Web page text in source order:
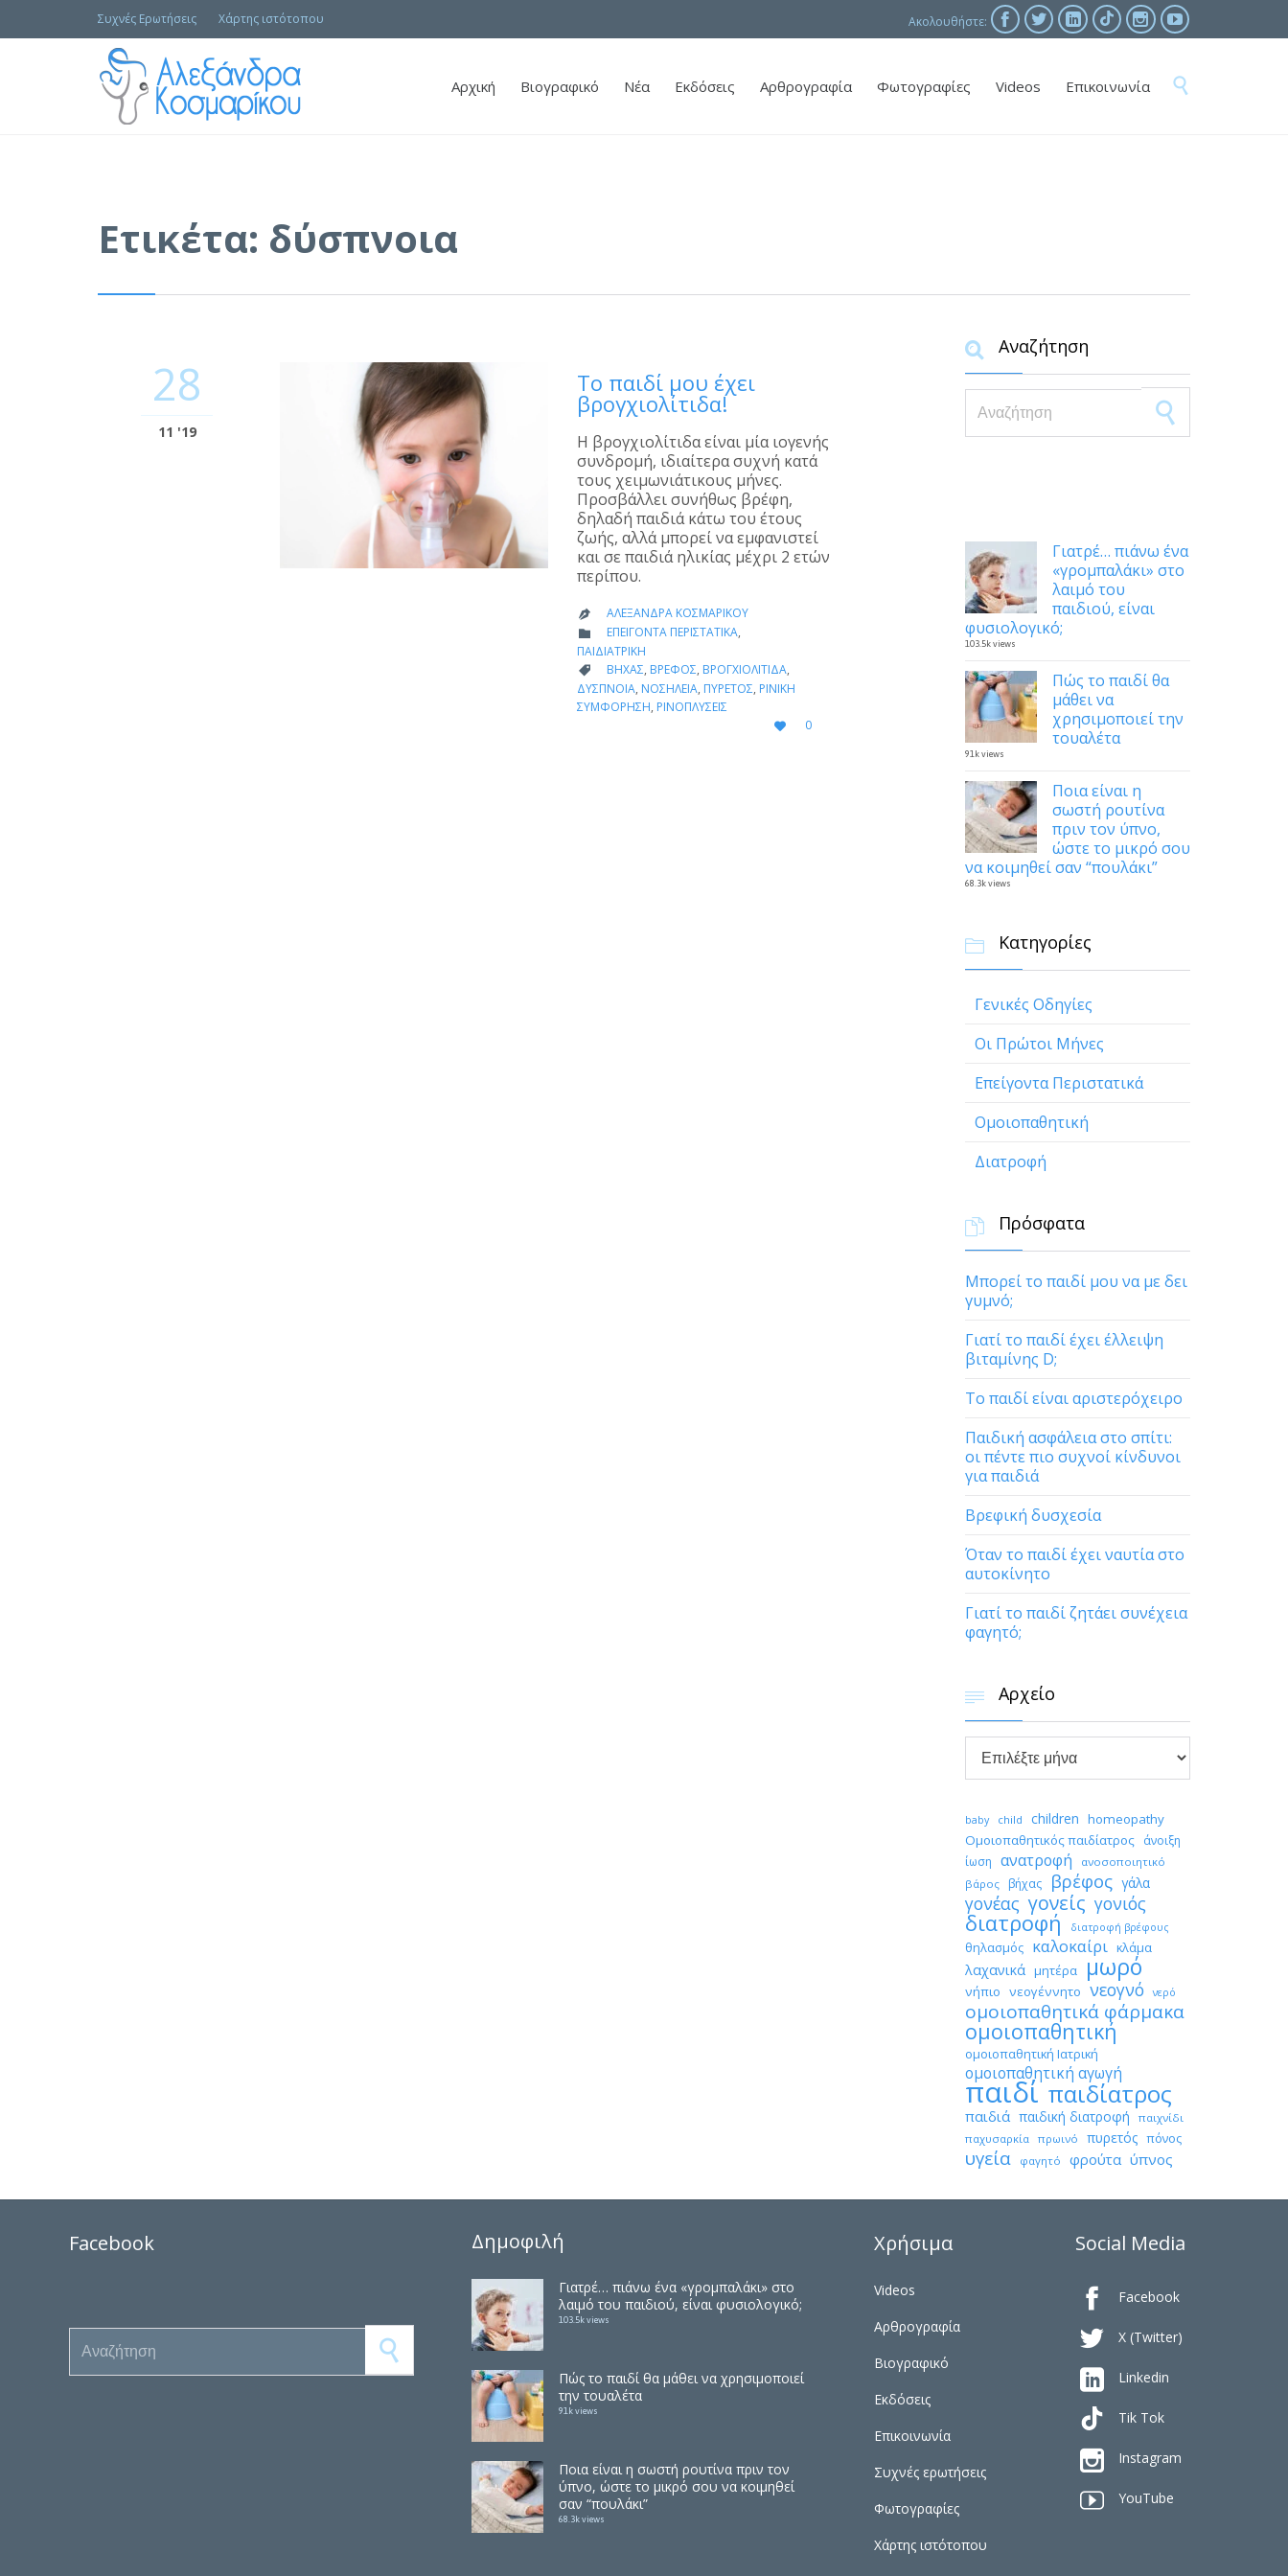
Συχνές Ερωτήσεις Χάρτης ιστότοπου Ακολουθήστε:     
Skip
to
Αρχική Βιογραφικό Νέα Εκδόσεις Αρθρογραφία Φωτογραφίες Videos Επικοινωνία 
Ετικέτα: δύσπνοια
28
11 '19
Το παιδί μου έχει
βρογχιολίτιδα!
Η βρογχιολίτιδα είναι μία ιογενής
συνδρομή, ιδιαίτερα συχνή κατά
τους χειμωνιάτικους μήνες.
Προσβάλλει συνήθως βρέφη,
δηλαδή παιδιά κάτω του έτους
ζωής, αλλά μπορεί να εμφανιστεί
και σε παιδιά ηλικίας μέχρι 2 ετών
περίπου.
 ΑΛΕΞΆΝΔΡΑ ΚΟΣΜΑΡΊΚΟΥ
 CATEGORY
ΕΠΕΊΓΟΝΤΑ ΠΕΡΙΣΤΑΤΙΚΆ,
ΠΑΙΔΙΑΤΡΙΚΉ
 CATEGORY
ΒΉΧΑΣ, ΒΡΈΦΟΣ, ΒΡΟΓΧΙΟΛΊΤΙΔΑ,
ΔΎΣΠΝΟΙΑ, ΝΟΣΗΛΕΊΑ, ΠΥΡΕΤΌΣ, ΡΙΝΙΚΉ
ΣΥΜΦΌΡΗΣΗ, ΡΙΝΟΠΛΎΣΕΙΣ

LOVE
IT
0
 Αναζήτηση
Γιατρέ… πιάνω ένα
«γρομπαλάκι» στο
λαιμό του
παιδιού, είναι
φυσιολογικό;
103.5k views
Πώς το παιδί θα
μάθει να
χρησιμοποιεί την
τουαλέτα
91k views
Ποια είναι η
σωστή ρουτίνα
πριν τον ύπνο,
ώστε το μικρό σου
να κοιμηθεί σαν “πουλάκι”
68.3k views
 Κατηγορίες
Γενικές Οδηγίες
Οι Πρώτοι Μήνες
Επείγοντα Περιστατικά
Ομοιοπαθητική
Διατροφή
 Πρόσφατα
Μπορεί το παιδί μου να με δει
γυμνό;
Γιατί το παιδί έχει έλλειψη
βιταμίνης D;
Το παιδί είναι αριστερόχειρο
Παιδική ασφάλεια στο σπίτι:
οι πέντε πιο συχνοί κίνδυνοι
για παιδιά
Βρεφική δυσχεσία
Όταν το παιδί έχει ναυτία στο
αυτοκίνητο
Γιατί το παιδί ζητάει συνέχεια
φαγητό;
 Αρχείο
Αρχείο
baby child children homeopathy
Ομοιοπαθητικός παιδίατρος άνοιξη
ίωση ανατροφή
ανοσοποιητικό
βάρος
βήχας βρέφος γάλα
γονέας γονείς γονιός
διατροφή διατροφή βρέφους
θηλασμός καλοκαίρι κλάμα
λαχανικά μητέρα μωρό
νήπιο νεογέννητο νεογνό νερό
ομοιοπαθητικά φάρμακα
ομοιοπαθητική
ομοιοπαθητική Ιατρική
ομοιοπαθητική αγωγή
παιδί παιδίατρος
παιδιά παιδική διατροφή
παιχνίδι
παχυσαρκία πρωινό πυρετός πόνος
υγεία φαγητό φρούτα ύπνος
Facebook
Search for:
Δημοφιλή
Γιατρέ… πιάνω ένα «γρομπαλάκι» στο
λαιμό του παιδιού, είναι φυσιολογικό;
103.5k views
Πώς το παιδί θα μάθει να χρησιμοποιεί
την τουαλέτα
91k views
Ποια είναι η σωστή ρουτίνα πριν τον
ύπνο, ώστε το μικρό σου να κοιμηθεί
σαν “πουλάκι”
68.3k views
Χρήσιμα
Videos
Αρθρογραφία
Βιογραφικό
Εκδόσεις
Επικοινωνία
Συχνές ερωτήσεις
Φωτογραφίες
Χάρτης ιστότοπου
Social Media
 Facebook
 X (Twitter)
 Linkedin
Tik Tok
 Instagram
 YouTube